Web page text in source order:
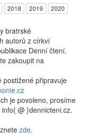
2018 2019
2020
bratrské
autorů z církví
Denní čtení.
zakoupit na
postižené připravuje
je povoleno, prosíme
@ }dennicteni.cz.
zde.